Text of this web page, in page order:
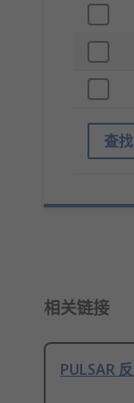
查
相关链接
PULSAR